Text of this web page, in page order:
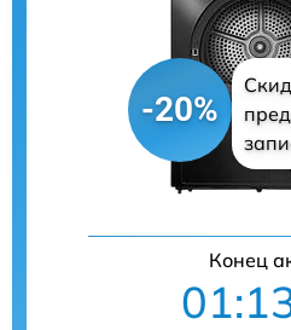
-20%
Конец